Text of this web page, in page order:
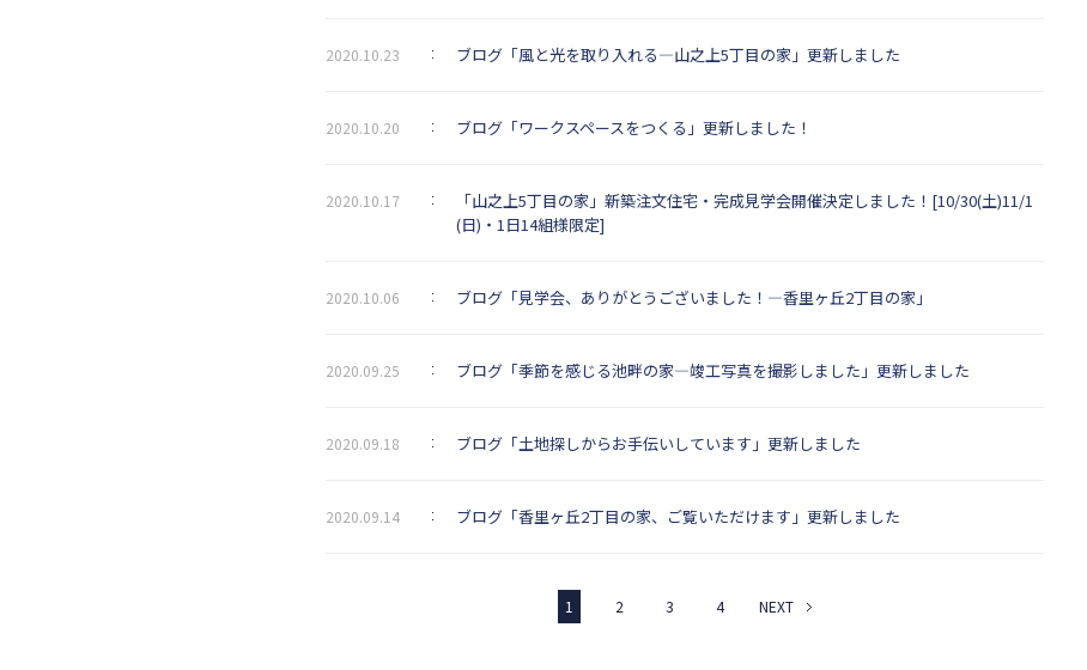
2020.10.23 ブログ「風と光を取り入れる―山之上5丁目の家」更新しました
2020.10.20 ブログ「ワークスペースをつくる」更新しました！
2020.10.17
「山之上5丁目の家」新築注文住宅・完成見学会開催決定しました！[10/30(土)11/1
(日)・1日14組様限定]
2020.10.06 ブログ「見学会、ありがとうございました！―香里ヶ丘2丁目の家」
2020.09.25 ブログ「季節を感じる池畔の家―竣工写真を撮影しました」更新しました
2020.09.18 ブログ「土地探しからお手伝いしています」更新しました
2020.09.14 ブログ「香里ヶ丘2丁目の家、ご覧いただけます」更新しました
1 2 3 4 NEXT